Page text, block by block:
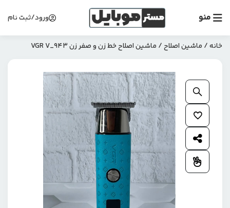
منو ورود/ثبت نام
خانه/ ماشین اصلاح/ ماشین اصلاح خط زن و صفر زن VGR V_943
بزرگنمایی محصول
افزودن به علاقمندی ها
اشتراک گذاری محصول
افزودن به مقایسه